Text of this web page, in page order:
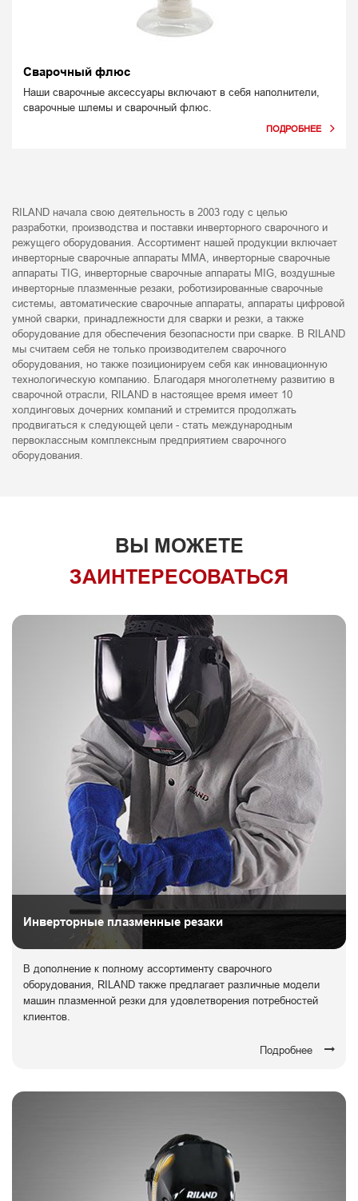
Сварочный флюс
Наши сварочные аксессуары включают в себя наполнители,
сварочные шлемы и сварочный флюс.
RILAND начала свою деятельность в 2003 году с целью
разработки, производства и поставки инверторного сварочного и
режущего оборудования. Ассортимент нашей продукции включает
инверторные сварочные аппараты MMA, инверторные сварочные
аппараты TIG, инверторные сварочные аппараты MIG, воздушные
инверторные плазменные резаки, роботизированные сварочные
системы, автоматические сварочные аппараты, аппараты цифровой
умной сварки, принадлежности для сварки и резки, а также
оборудование для обеспечения безопасности при сварке. В RILAND
мы считаем себя не только производителем сварочного
оборудования, но также позиционируем себя как инновационную
технологическую компанию. Благодаря многолетнему развитию в
сварочной отрасли, RILAND в настоящее время имеет 10
холдинговых дочерних компаний и стремится продолжать
продвигаться к следующей цели - стать международным
первоклассным комплексным предприятием сварочного
оборудования.
ВЫ МОЖЕТЕ
ЗАИНТЕРЕСОВАТЬСЯ
Инверторные плазменные резаки
В дополнение к полному ассортименту сварочного
оборудования, RILAND также предлагает различные модели
машин плазменной резки для удовлетворения потребностей
клиентов.
Подробнее